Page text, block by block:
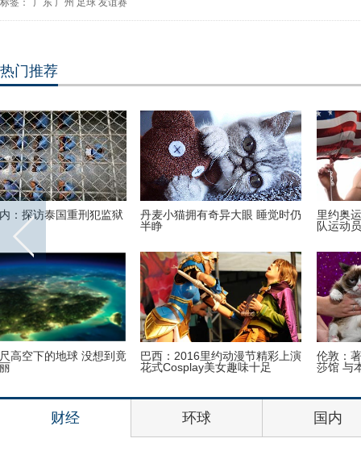
标签： 广东 广州 足球 友谊赛
热门推荐
里约奥运会前瞻：美国男子体操
队运动员媒体写真
2016里约奥运会和残奥会吉祥物
伦敦：著名“不爽猫”蜡像亮相杜
莎馆 与本尊合影傻傻分不清楚
里约奥运会前瞻：美国女篮媒体
写真
财经 环球 国内